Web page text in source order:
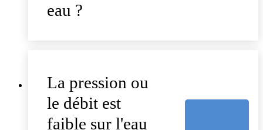
eau ?
La pression ou
le débit est
faible sur l'eau